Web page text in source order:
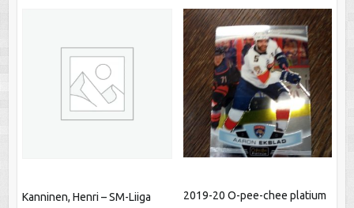
Kanninen, Henri – SM-Liiga 2019-20 O-pee-chee platium